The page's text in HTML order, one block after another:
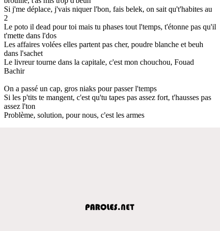
Si j'me déplace, j'vais niquer l'bon, fais belek, on sait qu't'habites au
2
Le poto il dead pour toi mais tu phases tout l'temps, t'étonne pas qu'il
t'mette dans l'dos
Les affaires volées elles partent pas cher, poudre blanche et beuh
dans l'sachet
Le livreur tourne dans la capitale, c'est mon chouchou, Fouad
Bachir
On a passé un cap, gros niaks pour passer l'temps
Si les p'tits te mangent, c'est qu'tu tapes pas assez fort, t'hausses pas
assez l'ton
Problème, solution, pour nous, c'est les armes